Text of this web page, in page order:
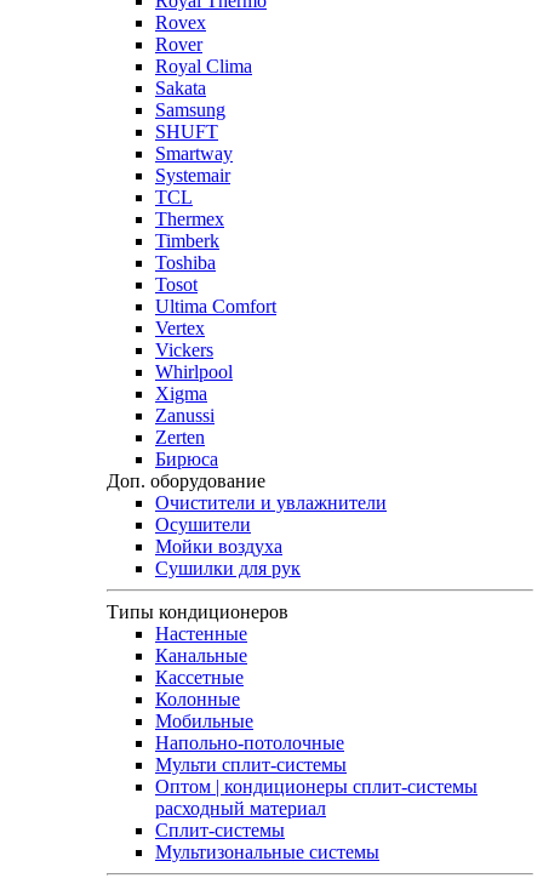
Rovex
Rover
Royal Clima
Sakata
Samsung
SHUFT
Smartway
Systemair
TCL
Thermex
Timberk
Toshiba
Tosot
Ultima Comfort
Vertex
Vickers
Whirlpool
Xigma
Zanussi
Zerten
Бирюса
Доп. оборудование
Очистители и увлажнители
Осушители
Мойки воздуха
Сушилки для рук
Типы кондиционеров
Настенные
Канальные
Кассетные
Колонные
Мобильные
Напольно-потолочные
Мульти сплит-системы
Оптом | кондиционеры сплит-системы
расходный материал
Сплит-системы
Мультизональные системы